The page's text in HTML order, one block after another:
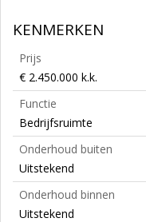
KENMERKEN
Prijs
€ 2.450.000 k.k.
Functie
Bedrijfsruimte
Onderhoud buiten
Uitstekend
Onderhoud binnen
Uitstekend